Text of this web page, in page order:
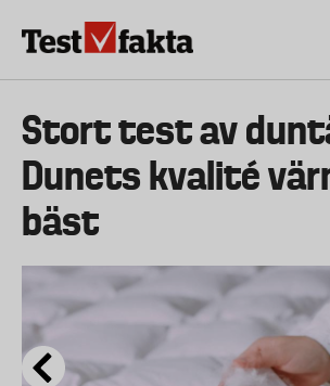
Huvudmeny
ny
Stort test av
Dunets kvalité
bäst